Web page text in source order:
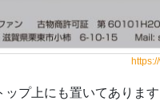
プ上にも置いてあります